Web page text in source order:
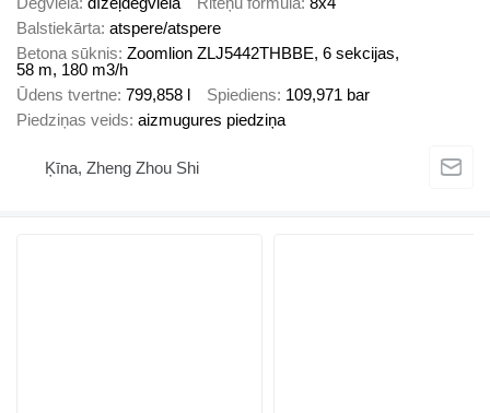
Balstiekārta atspere/atspere
Betona sūknis Zoomlion ZLJ5442THBBE, 6 sekcijas,
58 m, 180 m3/h
Ūdens tvertne 799,858 l Spiediens 109,971 bar
Piedziņas veids aizmugures piedziņa
Ķīna, Zheng Zhou Shi